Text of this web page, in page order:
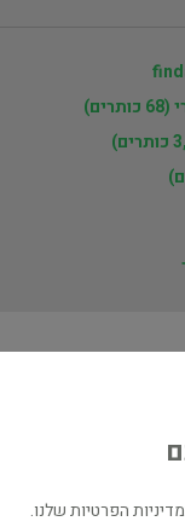
הפרטיות שלנו.